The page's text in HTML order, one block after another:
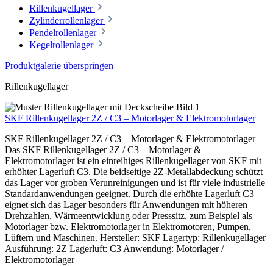
Rillenkugellager
Zylinderrollenlager
Pendelrollenlager
Kegelrollenlager
Produktgalerie überspringen
Rillenkugellager
SKF Rillenkugellager 2Z / C3 – Motorlager & Elektromotorlager
SKF Rillenkugellager 2Z / C3 – Motorlager & Elektromotorlager
Das SKF Rillenkugellager 2Z / C3 – Motorlager &
Elektromotorlager ist ein einreihiges Rillenkugellager von SKF mit
erhöhter Lagerluft C3. Die beidseitige 2Z-Metallabdeckung schützt
das Lager vor groben Verunreinigungen und ist für viele industrielle
Standardanwendungen geeignet. Durch die erhöhte Lagerluft C3
eignet sich das Lager besonders für Anwendungen mit höheren
Drehzahlen, Wärmeentwicklung oder Presssitz, zum Beispiel als
Motorlager bzw. Elektromotorlager in Elektromotoren, Pumpen,
Lüftern und Maschinen. Hersteller: SKF Lagertyp: Rillenkugellager
Ausführung: 2Z Lagerluft: C3 Anwendung: Motorlager /
Elektromotorlager